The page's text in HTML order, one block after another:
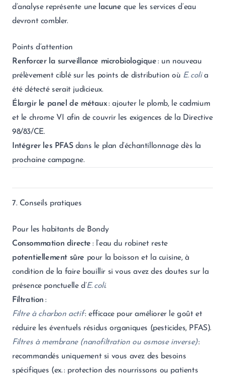
d’analyse représente une lacune que les services d’eau
devront combler.
Points d’attention
Renforcer la surveillance microbiologique: un nouveau
prélèvement ciblé sur les points de distribution où E. colia
été détecté serait judicieux.
Élargir le panel de métaux: ajouter le plomb, le cadmium
et le chrome VI afin de couvrir les exigences de la Directive
98/83/CE.
Intégrer les PFASdans le plan d’échantillonnage dès la
prochaine campagne.
7. Conseils pratiques
Pour les habitants de Bondy
Consommation directe : l’eau du robinet reste
potentiellement sûre pour la boisson et la cuisine, à
condition de la faire bouillir si vous avez des doutes sur la
présence ponctuelle d’E. coli.
Filtration :
Filtre à charbon actif: efficace pour améliorer le goût et
réduire les éventuels résidus organiques (pesticides, PFAS).
Filtres à membrane (nanofiltration ou osmose inverse):
recommandés uniquement si vous avez des besoins
spécifiques (ex. : protection des nourrissons ou patients